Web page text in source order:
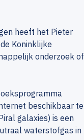
heeft het Pieter
Koninklijke
onderzoek of
beschikbaar te
galaxies) is een
waterstofgas in